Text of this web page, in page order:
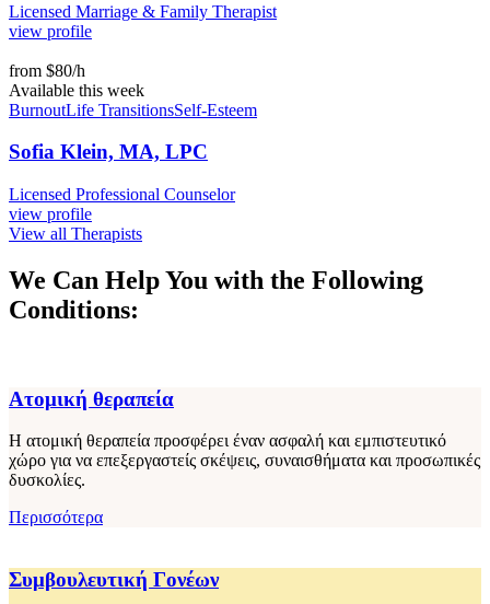
Licensed Marriage & Family Therapist
view profile
from $80/h
Available this week
BurnoutLife TransitionsSelf-Esteem
Sofia Klein, MA, LPC
Licensed Professional Counselor
view profile
View all Therapists
We Can Help You with the Following
Conditions:
Ατομική θεραπεία
Η ατομική θεραπεία προσφέρει έναν ασφαλή και εμπιστευτικό
χώρο για να επεξεργαστείς σκέψεις, συναισθήματα και προσωπικές
δυσκολίες.
Περισσότερα
Συμβουλευτική Γονέων